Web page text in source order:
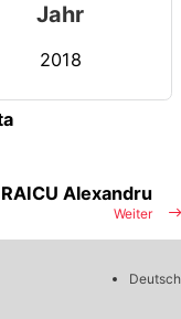
Jahr
2018
Weiter
Alexandru
Deutsch